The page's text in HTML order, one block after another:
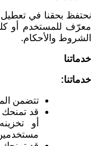
نحتفظ بحقنا في
معرّف للمستخدم أو
الشروط والأحكام.
خدماتنا
خدماتنا:
تتضمن
قد تمنحك
أو